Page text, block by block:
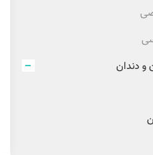
و دندان